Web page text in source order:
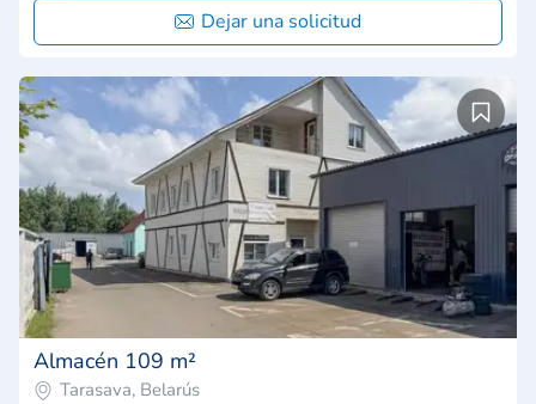
Dejar una solicitud
Almacén 109 m²
Tarasava, Belarús